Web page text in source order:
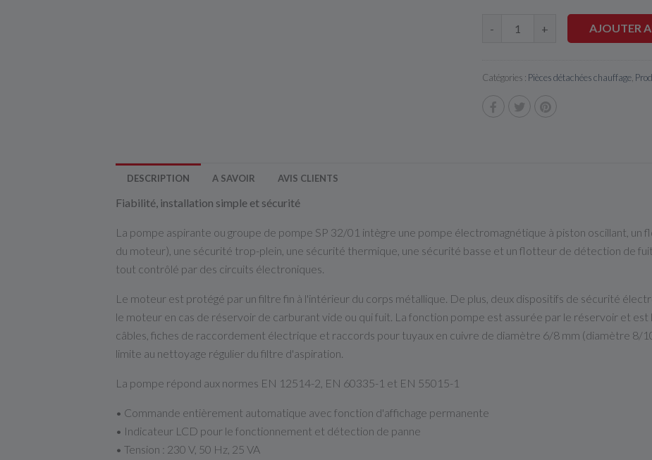
- + AJOUTER
Catégories : Pièces détachées chauffage,
DESCRIPTION A SAVOIR AVIS CLIENTS
Fiabilité, installation simple et sécurité
La pompe aspirante ou groupe de pompe SP 32/01 intègre une pompe électromagnétique à piston oscillant,
du moteur), une sécurité trop-plein, une sécurité thermique, une sécurité basse et un flotteur de détection de
tout contrôlé par des circuits électroniques.
Le moteur est protégé par un filtre fin à l'intérieur du corps métallique. De plus, deux dispositifs de sécurité
le moteur en cas de réservoir de carburant vide ou qui fuit. La fonction pompe est assurée par le réservoir et
câbles, fiches de raccordement électrique et raccords pour tuyaux en cuivre de diamètre 6/8 mm (diamètre 8/
limite au nettoyage régulier du filtre d'aspiration.
La pompe répond aux normes EN 12514-2, EN 60335-1 et EN 55015-1
• Commande entièrement automatique avec fonction d'affichage permanente
• Indicateur LCD pour le fonctionnement et détection de panne
• Tension : 230 V, 50 Hz, 25 VA